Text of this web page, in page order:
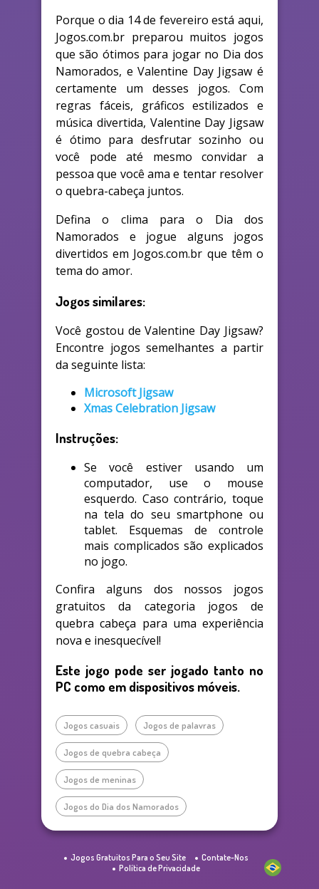
Porque o dia 14 de fevereiro está aqui,
Jogos.com.br preparou muitos jogos
que são ótimos para jogar no Dia dos
Namorados, e Valentine Day Jigsaw é
certamente um desses jogos. Com
regras fáceis, gráficos estilizados e
música divertida, Valentine Day Jigsaw
é ótimo para desfrutar sozinho ou
você pode até mesmo convidar a
pessoa que você ama e tentar resolver
o quebra-cabeça juntos.
Defina o clima para o Dia dos
Namorados e jogue alguns jogos
divertidos em Jogos.com.br que têm o
tema do amor.
Jogos similares:
Você gostou de Valentine Day Jigsaw?
Encontre jogos semelhantes a partir
da seguinte lista:
Microsoft Jigsaw
Xmas Celebration Jigsaw
Instruções:
Se você estiver usando um
computador, use o mouse
esquerdo. Caso contrário, toque
na tela do seu smartphone ou
tablet. Esquemas de controle
mais complicados são explicados
no jogo.
Confira alguns dos nossos jogos
gratuitos da categoria jogos de
quebra cabeça para uma experiência
nova e inesquecível!
Este jogo pode ser jogado tanto no
PC como em dispositivos móveis.
Jogos casuais Jogos de palavras
Jogos de quebra cabeça
Jogos de meninas
Jogos do Dia dos Namorados
Jogos Gratuitos Para o Seu Site
Contate-Nos
Política de Privacidade